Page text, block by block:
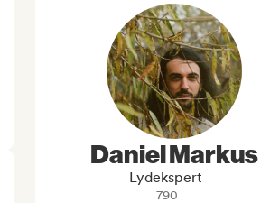
Daniel Markus
Lydekspert
790